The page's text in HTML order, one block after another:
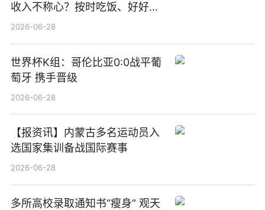
收入不称心？按时吃饭、好好睡
觉
2026-06-28
世界杯K组：哥伦比亚0:0战平葡
萄牙 携手晋级
2026-06-28
【报资讯】内蒙古多名运动员入
选国家集训备战国际赛事
2026-06-28
多所高校录取通知书“瘦身” 观天